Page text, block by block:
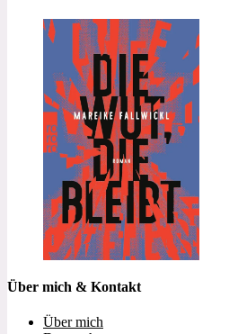
Über mich & Kontakt
Über mich